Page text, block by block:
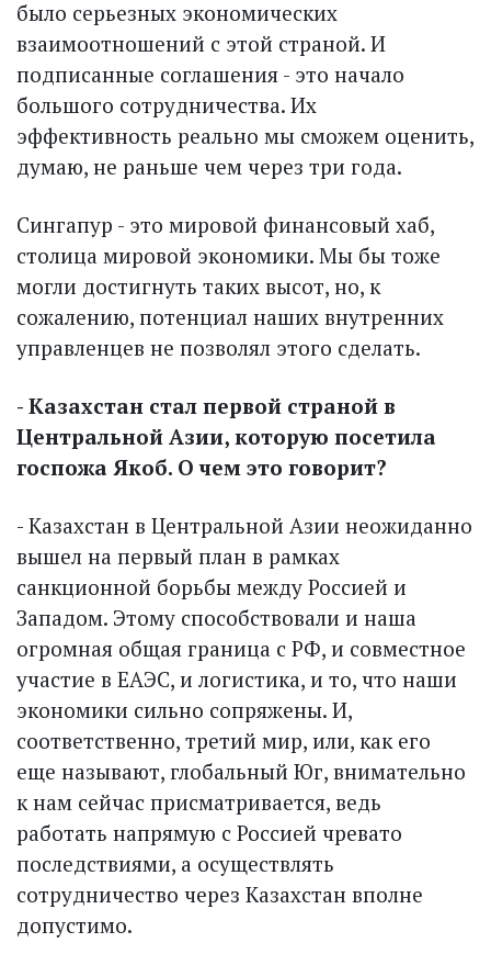
было серьезных экономических
взаимоотношений с этой страной. И
подписанные соглашения - это начало
большого сотрудничества. Их
эффективность реально мы сможем оценить,
думаю, не раньше чем через три года.
Сингапур - это мировой финансовый хаб,
столица мировой экономики. Мы бы тоже
могли достигнуть таких высот, но, к
сожалению, потенциал наших внут­ренних
управленцев не позволял этого сделать.
- Казахстан стал первой страной в
Центральной Азии, которую посетила
госпожа Якоб. О чем это говорит?
- Казахстан в Центральной Азии неожиданно
вышел на первый план в рамках
санкционной борьбы между Россией и
Западом. Этому способствовали и наша
огромная общая граница с РФ, и совместное
участие в ЕАЭС, и логистика, и то, что наши
экономики сильно сопряжены. И,
соответственно, третий мир, или, как его
еще называют, глобальный Юг, внимательно
к нам сейчас присматривается, ведь
работать напрямую с Россией чревато
последствиями, а осуществлять
сотрудничество через Казахстан вполне
допустимо.